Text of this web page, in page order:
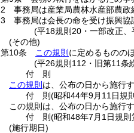
2
事務局は産業局農林水産部農政
3
事務局は会長の命を受け振興協
(平18規則20・一部改正
(その他)
第10条
この規則 に定めるものの
(平26規則112・旧第11条
付 則
この規則 は、公布の日から施行す
付 則(昭和44年9月11日規
この規則は、公布の日から施行す
付 則(昭和48年7月1日規則
(施行期日)